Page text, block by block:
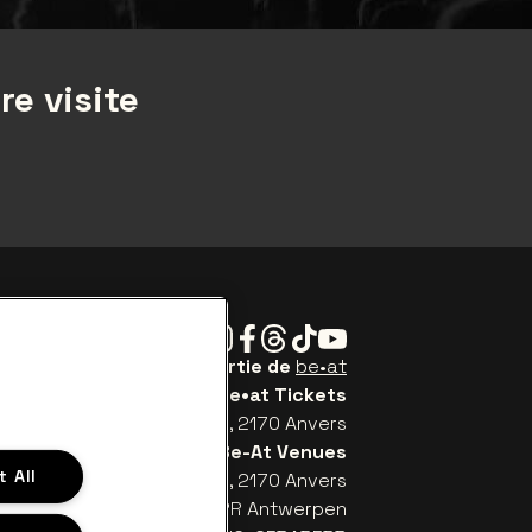
visite
Instagram
Facebook
Threads
TiktokYoutube
Be•at Tickets fait partie de be•at
be•at Tickets
Schijnpoortweg 119, 2170 Anvers
Be-At Venues
Schijnpoortweg 119, 2170 Anvers
(BE) 0461.051.688 - RPR Antwerpen
All